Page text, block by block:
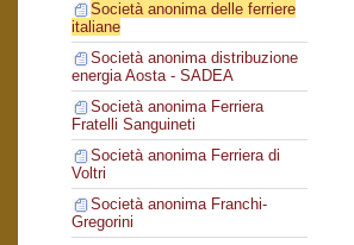
Società anonima delle ferriere
italiane
Società anonima distribuzione
energia Aosta - SADEA
Società anonima Ferriera
Fratelli Sanguineti
Società anonima Ferriera di
Voltri
Società anonima Franchi-
Gregorini